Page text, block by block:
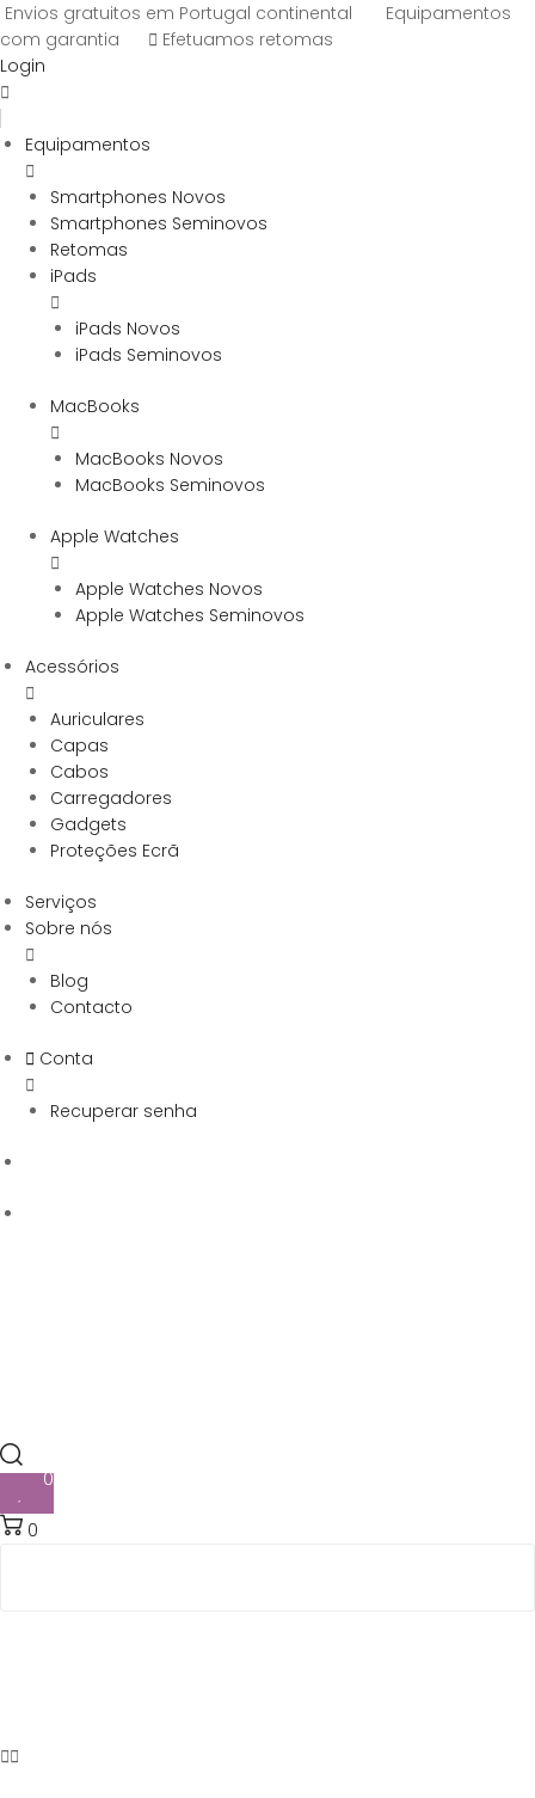
Envios gratuitos em Portugal continental
Equipamentos
com garantia
Efetuamos retomas
Login
Equipamentos
Smartphones Novos
Smartphones Seminovos
Retomas
iPads
iPads Novos
iPads Seminovos
MacBooks
MacBooks Novos
MacBooks Seminovos
Apple Watches
Apple Watches Novos
Apple Watches Seminovos
Acessórios
Auriculares
Capas
Cabos
Carregadores
Gadgets
Proteções Ecrã
Serviços
Sobre nós
Blog
Contacto
Conta
Recuperar senha
0
0